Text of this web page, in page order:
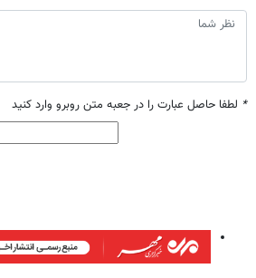
* لطفا حاصل عبارت را در جعبه متن روبرو وارد کنید